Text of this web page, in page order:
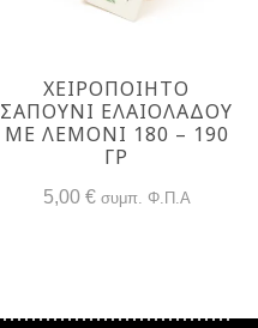
ΧΕΙΡΟΠΟΙΗΤΟ
ΣΑΠΟΥΝΙ ΕΛΑΙΟΛΑΔΟΥ
ΜΕ ΛΕΜΟΝΙ 180 – 190
ΓΡ
5,00 € συμπ. Φ.Π.Α